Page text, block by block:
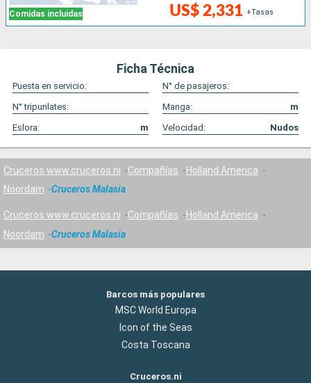
Comidas incluidas US$ 2,331 +Tasas
Ficha Técnica
Puesta en servicio:
N° de pasajeros:
N° tripunlates:
Manga:
m
Eslora:
m Velocidad: Nudos
Cruceros www.cruceros.ni Compañías
Holland America
Noordam
Cruceros Malasia
Cruceros www.cruceros.ni Compañías
Holland America
Noordam
Cruceros Malasia
Barcos más populares
MSC World Europa
Icon of the Seas
Costa Toscana
Cruceros.ni